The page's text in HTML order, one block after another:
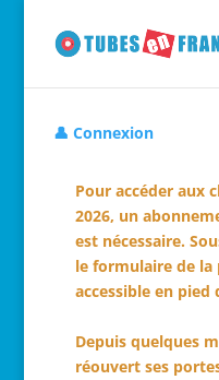
👤 Connexion
Pour accéder aux
2026, un
est nécessaire.
le formulaire de la
accessible en pied
Depuis quelques
réouvert ses